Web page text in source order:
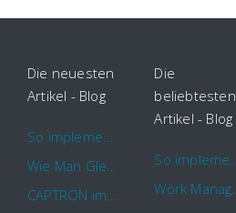
Die neuesten
Artikel - Blog
Die
beliebtesten
Artikel - Blog